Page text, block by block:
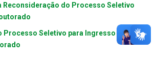
Reconsideração do Processo Seletivo
Processo Seletivo para Ingresso no